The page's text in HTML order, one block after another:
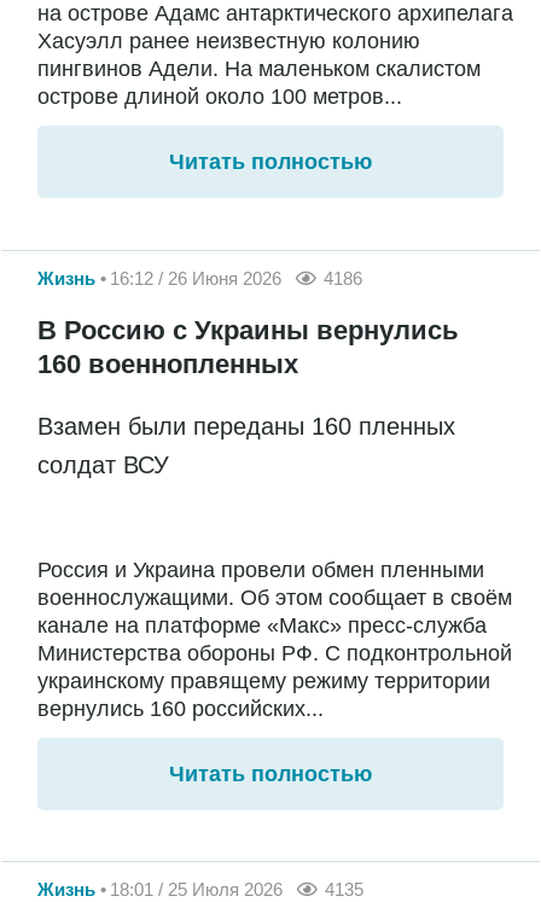
на острове Адамс антарктического архипелага
Хасуэлл ранее неизвестную колонию
пингвинов Адели. На маленьком скалистом
острове длиной около 100 метров...
Читать полностью
Жизнь 16:12 / 26 Июня 2026 4186
В Россию с Украины вернулись
160 военнопленных
Взамен были переданы 160 пленных
солдат ВСУ
Россия и Украина провели обмен пленными
военнослужащими. Об этом сообщает в своём
канале на платформе «Макс» пресс-служба
Министерства обороны РФ. С подконтрольной
украинскому правящему режиму территории
вернулись 160 российских...
Читать полностью
Жизнь 18:01 / 25 Июля 2026 4135